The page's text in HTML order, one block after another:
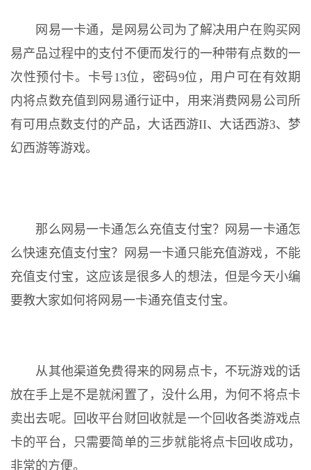
网易一卡通，是网易公司为了解决用户在购买网
易产品过程中的支付不便而发行的一种带有点数的一
次性预付卡。卡号13位，密码9位，用户可在有效期
内将点数充值到网易通行证中，用来消费网易公司所
有可用点数支付的产品，大话西游II、大话西游3、梦
幻西游等游戏。
那么网易一卡通怎么充值支付宝？网易一卡通怎
么快速充值支付宝？网易一卡通只能充值游戏，不能
充值支付宝，这应该是很多人的想法，但是今天小编
要教大家如何将网易一卡通充值支付宝。
从其他渠道免费得来的网易点卡，不玩游戏的话
放在手上是不是就闲置了，没什么用，为何不将点卡
卖出去呢。回收平台财回收就是一个回收各类游戏点
卡的平台，只需要简单的三步就能将点卡回收成功，
非常的方便。